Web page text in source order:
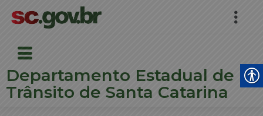
Departamento Estadual de
Trânsito de Santa Catarina